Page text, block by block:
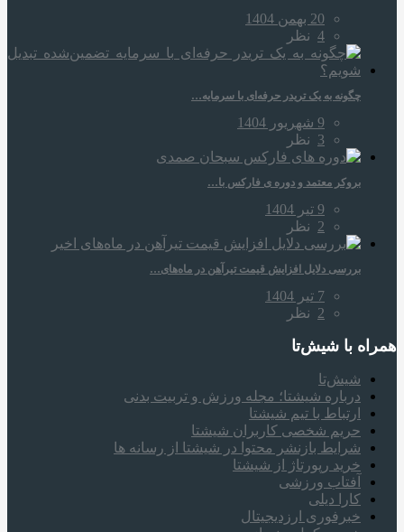
20 بهمن 1404
4 نظر
چگونه به یک تریدر حرفه‌ای با سرمایه…
9 شهریور 1404
3 نظر
بروکر معتمد و دوره‌ ی فارکس با…
9 تیر 1404
2 نظر
بررسی دلایل افزایش قیمت تیرآهن در ماه‌های…
7 تیر 1404
2 نظر
همراه‌ با شیش‌تا
شیش‌تا
درباره شیشتا؛ مجله ورزش و تربیت بدنی
ارتباط با تیم شیشتا
حریم شخصی کاربران شیشتا
شرایط بازنشر محتوا در شیشتا از رسانه ها
خرید رپورتاژ از شیشتا
آفتاب ورزشی
کارا دیلی
خبرفوری ارزدیجیتال